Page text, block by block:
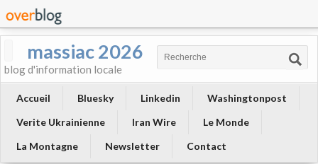
massiac 2026
blog d'information locale
Accueil Bluesky Linkedin
Washingtonpost
Verite Ukrainienne
Iran Wire
Le Monde
La Montagne
Newsletter Contact